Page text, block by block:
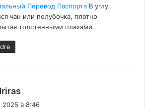
Перевод Паспорта В углу
чан или полубочка, плотно
толстенными плахами.
i
2025 à 8:46